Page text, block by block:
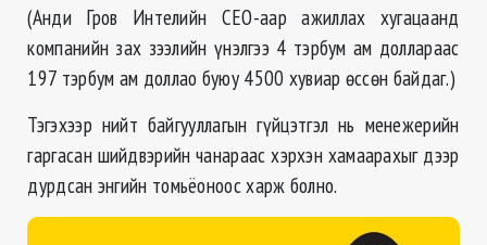
(Анди Гров Интелийн CEO-аар ажиллах хугацаанд
компанийн зах зээлийн үнэлгээ 4 тэрбум ам доллараас
197 тэрбум ам доллао буюу 4500 хувиар өссөн байдаг.)
Тэгэхээр нийт байгууллагын гүйцэтгэл нь менежерийн
гаргасан шийдвэрийн чанараас хэрхэн хамаарахыг дээр
дурдсан энгийн томьёоноос харж болно.